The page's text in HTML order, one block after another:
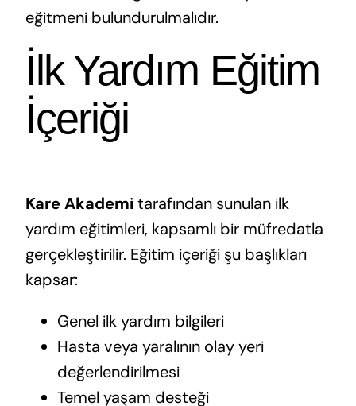
eğitmeni bulundurulmalıdır.
İlk Yardım Eğitim
İçeriği
Kare Akademi tarafından sunulan ilk
yardım eğitimleri, kapsamlı bir müfredatla
gerçekleştirilir. Eğitim içeriği şu başlıkları
kapsar:
Genel ilk yardım bilgileri
Hasta veya yaralının olay yeri
değerlendirilmesi
Temel yaşam desteği